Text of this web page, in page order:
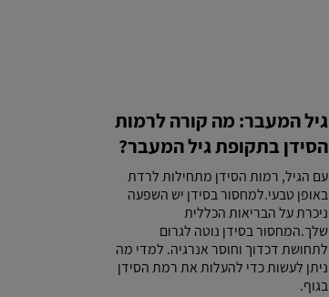
גיל המעבר: מה קורה לרמות
הסידן בתקופת גיל המעבר?
עם הגיל, רמות הסידן מתחילות לרדת
באופן טבעי.למחסור בסידן יש השפעה
ניכרת על הבריאות הכללית
שלך.המחסור בסידן נוטה לגרום
לתחושת דכדוך וחוסר אנרגיה. למדי מה
ניתן לעשות כדי להעלות את רמת הסידן
בגוף.